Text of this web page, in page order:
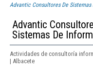
Advantic Consultores De
Advantic
Sistemas De
Actividades de consultoría
| Albacete